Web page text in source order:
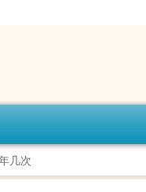
几次